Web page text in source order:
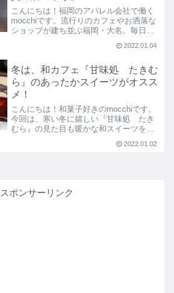
こんにちは！福岡のアパレル会社で働く
mocchiです。流行りのカフェやお洒落な
ショップが建ち並ぶ福岡・大名。毎日、
2022.01.04
冬は、和カフェ『甘味処 たきむ
ら』のあったかスイーツがオスス
メ！
こんにちは！和菓子好きのmocchiです。
今回は、寒い冬に嬉しい『甘味処 たき
むら』の見た目も暖かな和スイーツを紹
2022.01.02
スポンサーリンク